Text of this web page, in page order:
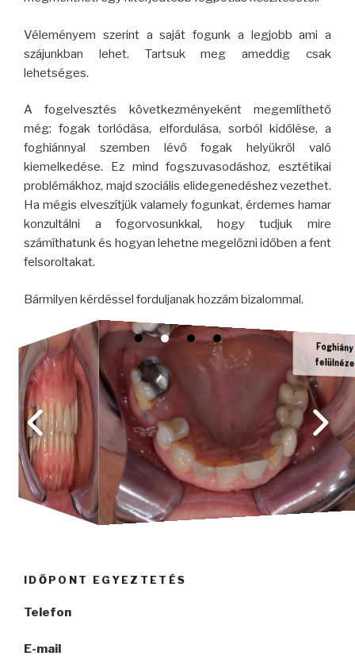
Véleményem szerint a saját fogunk a legjobb ami a
szájunkban lehet. Tartsuk meg ameddig csak
lehetséges.
A fogelvesztés következményeként megemlíthető
még: fogak torlódása, elfordulása, sorból kidőlése, a
foghiánnyal szemben lévő fogak helyükről való
kiemelkedése. Ez mind fogszuvasodáshoz, esztétikai
problémákhoz, majd szociális elidegenedéshez vezethet.
Ha mégis elveszítjük valamely fogunkat, érdemes hamar
konzultálni a fogorvosunkkal, hogy tudjuk mire
számíthatunk és hogyan lehetne megelőzni időben a fent
felsoroltakat.
Bármilyen kérdéssel forduljanak hozzám bizalommal.
Foghiány -
felülnézet
IDŐPONT EGYEZTETÉS
Telefon
E-mail